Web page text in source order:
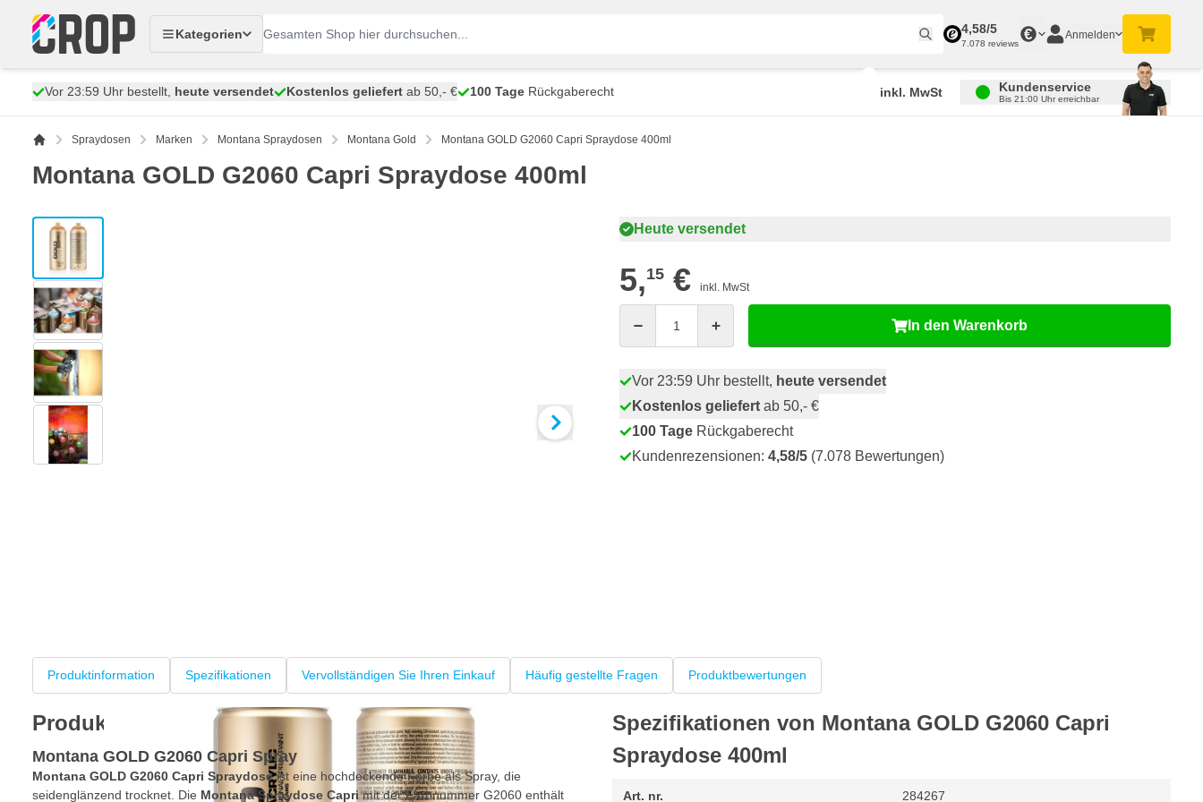
Kategorien
4,58/5
7.078 reviews
€ Anmelden
Vor 23:59 Uhr bestellt, heute versendet Kostenlos geliefert ab 50,- € 100 Tage Rückgaberecht inkl. MwSt Kundenservice
Bis 21:00 Uhr erreichbar
Spraydosen Marken Montana Spraydosen Montana Gold Montana GOLD G2060 Capri Spraydose 400ml
Montana GOLD G2060 Capri Spraydose 400ml
View larger image
View larger image
View larger image
View larger image
Heute versendet
5,15 € inkl. MwSt
In den Warenkorb
Vor 23:59 Uhr bestellt, heute versendet
Kostenlos geliefert ab 50,- €
100 Tage Rückgaberecht
Kundenrezensionen: 4,58/5 (7.078 Bewertungen)
Produktinformation Spezifikationen Vervollständigen Sie Ihren Einkauf Häufig gestellte Fragen Produktbewertungen
Produktinformation
Montana GOLD G2060 Capri Spray
Montana GOLD G2060 Capri Spraydoseist eine hochdeckende Farbe als Spray, die
seidenglänzend trocknet. Die Montana Spraydose Caprimit der Farbnummer G2060 enthält
Spezifikationen von Montana GOLD G2060 Capri
Spraydose 400ml
Art. nr. 284267